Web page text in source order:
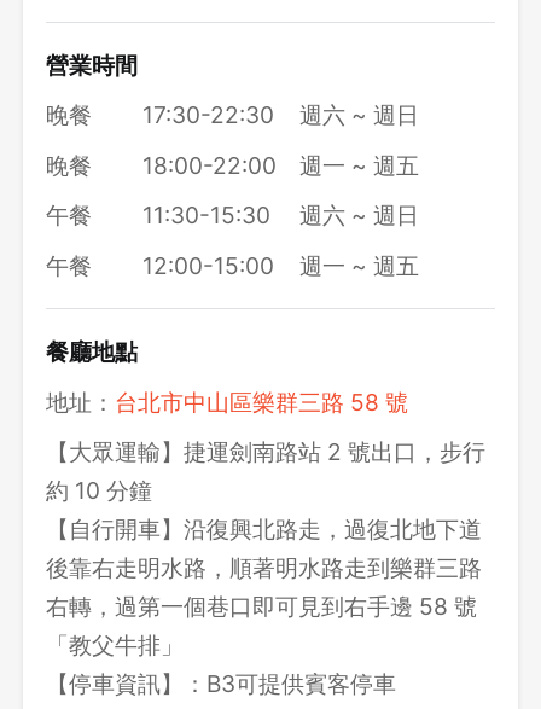
營業時間
晚餐
17:30-22:30
週六 ~ 週日
晚餐
18:00-22:00
週一 ~ 週五
午餐
11:30-15:30
週六 ~ 週日
午餐
12:00-15:00 週一 ~ 週五
餐廳地點
地址： 台北市中山區樂群三路 58 號
【大眾運輸】捷運劍南路站 2 號出口，步行
約 10 分鐘
【自行開車】沿復興北路走，過復北地下道
後靠右走明水路，順著明水路走到樂群三路
右轉，過第一個巷口即可見到右手邊 58 號
「教父牛排」
【停車資訊】：B3可提供賓客停車